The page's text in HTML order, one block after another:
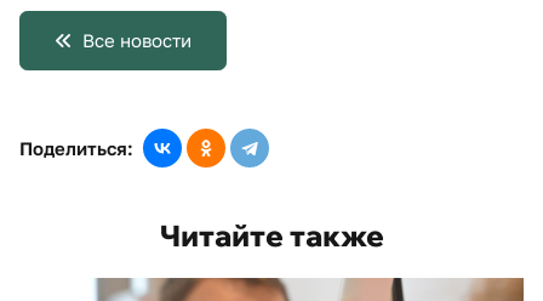
Все новости
Поделиться:
Читайте также